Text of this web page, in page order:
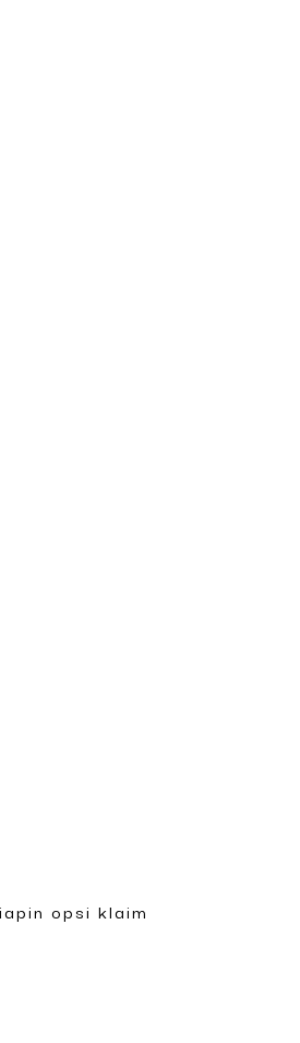
opsi klaim